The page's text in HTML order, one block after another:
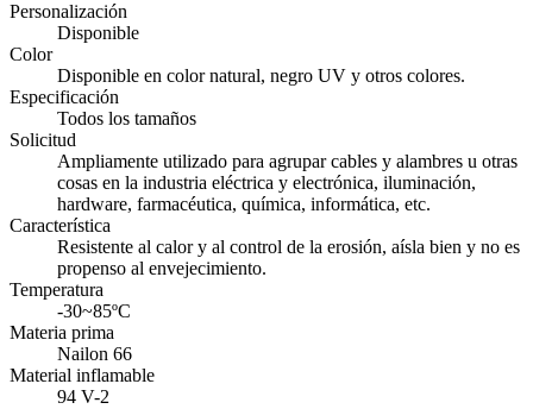
Personalización
Disponible
Color
Disponible en color natural, negro UV y otros colores.
Especificación
Todos los tamaños
Solicitud
Ampliamente utilizado para agrupar cables y alambres u otras
cosas en la industria eléctrica y electrónica, iluminación,
hardware, farmacéutica, química, informática, etc.
Característica
Resistente al calor y al control de la erosión, aísla bien y no es
propenso al envejecimiento.
Temperatura
-30~85ºC
Materia prima
Nailon 66
Material inflamable
94 V-2